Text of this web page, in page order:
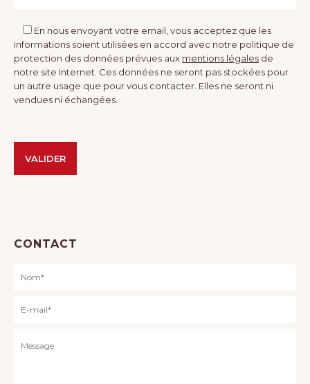
En nous envoyant votre email, vous acceptez que les
informations soient utilisées en accord avec notre politique de
protection des données prévues aux mentions légales de
notre site Internet. Ces données ne seront pas stockées pour
un autre usage que pour vous contacter. Elles ne seront ni
vendues ni échangées.
Veuillez laisser ce champ vide.
CONTACT